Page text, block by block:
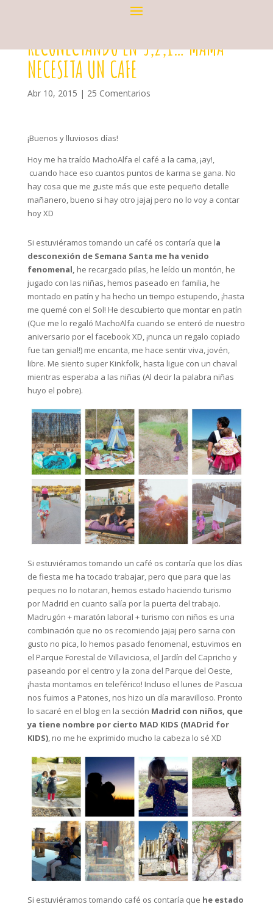
RECONECTANDO EN 3,2,1… MAMA
NECESITA UN CAFE
Abr 10, 2015 | 25 Comentarios
¡Buenos y lluviosos días!
Hoy me ha traído MachoAlfa el café a la cama, ¡ay!,
cuando hace eso cuantos puntos de karma se gana. No
hay cosa que me guste más que este pequeño detalle
mañanero, bueno si hay otro jajaj pero no lo voy a contar
hoy XD
Si estuviéramos tomando un café os contaría que la
desconexión de Semana Santa me ha venido
fenomenal, he recargado pilas, he leído un montón, he
jugado con las niñas, hemos paseado en familia, he
montado en patín y ha hecho un tiempo estupendo, ¡hasta
me quemé con el Sol! He descubierto que montar en patín
(Que me lo regaló MachoAlfa cuando se enteró de nuestro
aniversario por el facebook XD, ¡nunca un regalo copiado
fue tan genial!) me encanta, me hace sentir viva, jovén,
libre. Me siento super Kinkfolk, hasta ligue con un chaval
mientras esperaba a las niñas (Al decir la palabra niñas
huyo el pobre).
Si estuviéramos tomando un café os contaría que los días
de fiesta me ha tocado trabajar, pero que para que las
peques no lo notaran, hemos estado haciendo turismo
por Madrid en cuanto salía por la puerta del trabajo.
Madrugón + maratón laboral + turismo con niños es una
combinación que no os recomiendo jajaj pero sarna con
gusto no pica, lo hemos pasado fenomenal, estuvimos en
el Parque Forestal de Villaviciosa, el Jardín del Capricho y
paseando por el centro y la zona del Parque del Oeste,
¡hasta montamos en teleférico! Incluso el lunes de Pascua
nos fuimos a Patones, nos hizo un día maravilloso. Pronto
lo sacaré en el blog en la sección Madrid con niños, que
ya tiene nombre por cierto MAD KIDS (MADrid for
KIDS), no me he exprimido mucho la cabeza lo sé XD
Si estuviéramos tomando café os contaría que he estado